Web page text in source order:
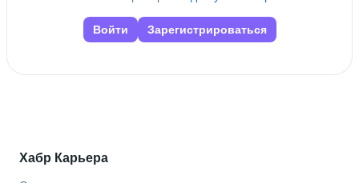
Войти Зарегистрироваться
Хабр Карьера